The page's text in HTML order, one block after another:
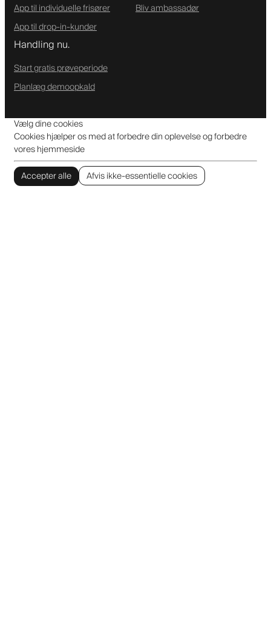
App til individuelle frisører
App til drop-in-kunder
Bliv ambassadør
Handling nu.
Start gratis prøveperiode
Planlæg demoopkald
Vælg dine cookies
Cookies hjælper os med at forbedre din oplevelse og forbedre
vores hjemmeside
Accepter alle
Afvis ikke-essentielle cookies